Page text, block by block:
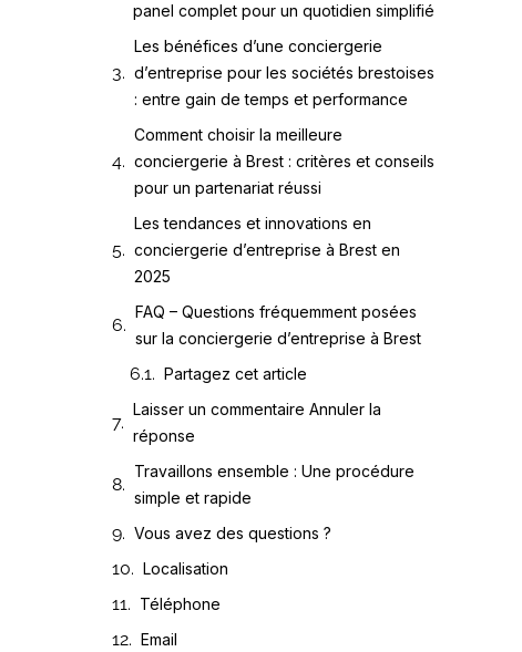
panel complet pour un quotidien simplifié
Les bénéfices d’une conciergerie
d’entreprise pour les sociétés brestoises
: entre gain de temps et performance
Comment choisir la meilleure
conciergerie à Brest : critères et conseils
pour un partenariat réussi
Les tendances et innovations en
conciergerie d’entreprise à Brest en
2025
FAQ – Questions fréquemment posées
sur la conciergerie d’entreprise à Brest
Partagez cet article
Laisser un commentaire Annuler la
réponse
Travaillons ensemble : Une procédure
simple et rapide
Vous avez des questions ?
Localisation
Téléphone
Email